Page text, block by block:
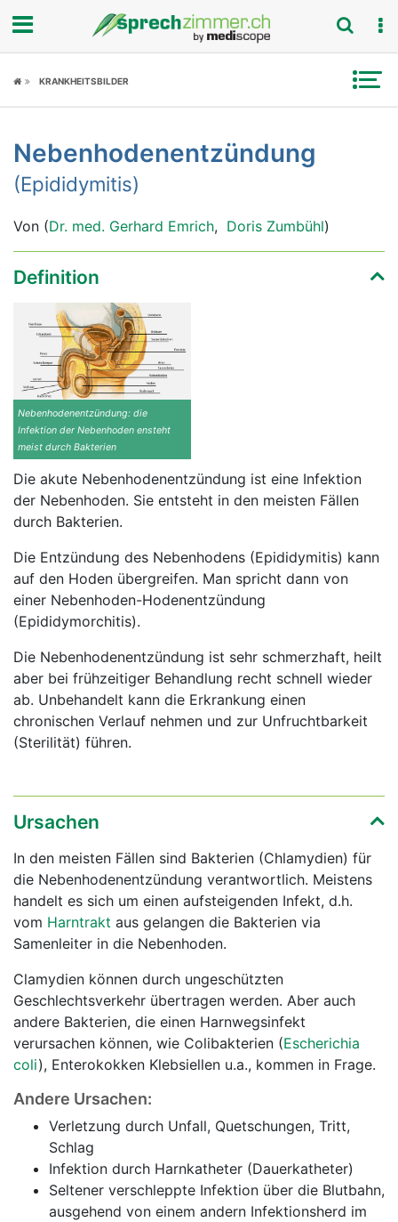
Fokus
Symptome
Untersuchungen
Ratgeber
Rubriken
KRANKHEITSBILDER
Nebenhodenentzündung
(Epididymitis)
Von (Dr. med. Gerhard Emrich, Doris Zumbühl)
Definition
Nebenhodenentzündung: die
Infektion der Nebenhoden ensteht
meist durch Bakterien
Die akute Nebenhodenentzündung ist eine Infektion
der Nebenhoden. Sie entsteht in den meisten Fällen
durch Bakterien.
Die Entzündung des Nebenhodens (Epididymitis) kann
auf den Hoden übergreifen. Man spricht dann von
einer Nebenhoden-Hodenentzündung
(Epididymorchitis).
Die Nebenhodenentzündung ist sehr schmerzhaft, heilt
aber bei frühzeitiger Behandlung recht schnell wieder
ab. Unbehandelt kann die Erkrankung einen
chronischen Verlauf nehmen und zur Unfruchtbarkeit
(Sterilität) führen.
Ursachen
In den meisten Fällen sind Bakterien (Chlamydien) für
die Nebenhodenentzündung verantwortlich. Meistens
handelt es sich um einen aufsteigenden Infekt, d.h.
vom Harntrakt aus gelangen die Bakterien via
Samenleiter in die Nebenhoden.
Clamydien können durch ungeschützten
Geschlechtsverkehr übertragen werden. Aber auch
andere Bakterien, die einen Harnwegsinfekt
verursachen können, wie Colibakterien (Escherichia
coli), Enterokokken Klebsiellen u.a., kommen in Frage.
Andere Ursachen:
Verletzung durch Unfall, Quetschungen, Tritt,
Schlag
Infektion durch Harnkatheter (Dauerkatheter)
Seltener verschleppte Infektion über die Blutbahn,
ausgehend von einem andern Infektionsherd im